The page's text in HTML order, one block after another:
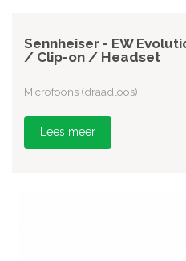
Sennheiser - EW
/ Clip-on / Headset
Microfoons (draadloos)
Lees meer